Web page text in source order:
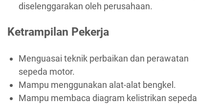
diselenggarakan oleh perusahaan.
Ketrampilan Pekerja
Menguasai teknik perbaikan dan perawatan
sepeda motor.
Mampu menggunakan alat-alat bengkel.
Mampu membaca diagram kelistrikan sepeda